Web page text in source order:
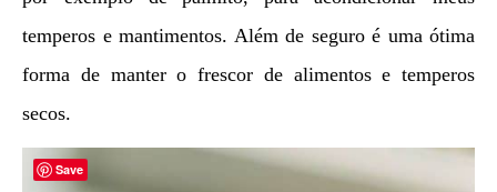
temperos e mantimentos. Além de seguro é uma ótima
forma de manter o frescor de alimentos e temperos
secos.
Save